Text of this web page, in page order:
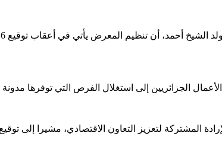
المشتركة لتعزيز التعاون الاقتصادي، مشيرا إلى